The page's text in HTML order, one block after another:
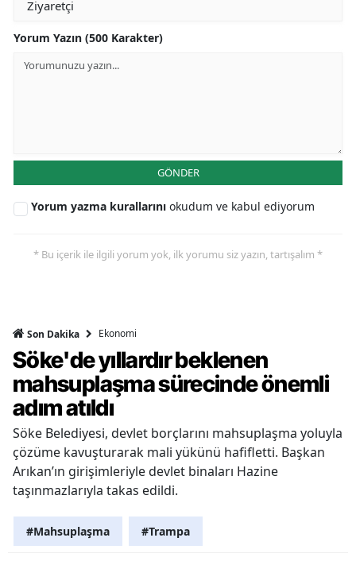
Yorum Yazın (500 Karakter)
GÖNDER
Yorum yazma kurallarını okudum ve kabul ediyorum
* Bu içerik ile ilgili yorum yok, ilk yorumu siz yazın, tartışalım *
Son Dakika Ekonomi
Söke'de yıllardır beklenen
mahsuplaşma sürecinde önemli
adım atıldı
Söke Belediyesi, devlet borçlarını mahsuplaşma yoluyla
çözüme kavuşturarak mali yükünü hafifletti. Başkan
Arıkan’ın girişimleriyle devlet binaları Hazine
taşınmazlarıyla takas edildi.
#Mahsuplaşma #Trampa